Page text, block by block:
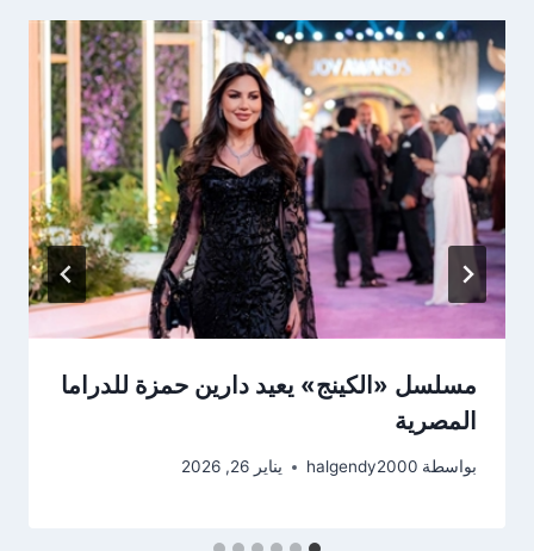
مسلسل «الكينج» يعيد دارين حمزة للدراما
المصرية
بواسطة halgendy2000 يناير 26, 2026